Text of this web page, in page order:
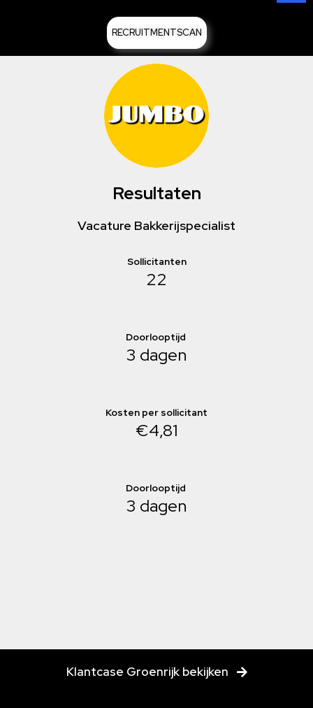
RECRUITMENTSCAN
Resultaten
Vacature Bakkerijspecialist
Sollicitanten
22
Doorlooptijd
3 dagen
Kosten per sollicitant
€4,81
Doorlooptijd
3 dagen
Klantcase Groenrijk bekijken